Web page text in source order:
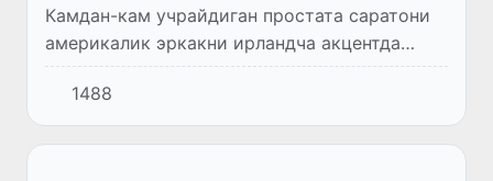
Камдан-кам учрайдиган простата саратони
америкалик эркакни ирландча акцентда
гапиришига сабаб бўлди.
1488